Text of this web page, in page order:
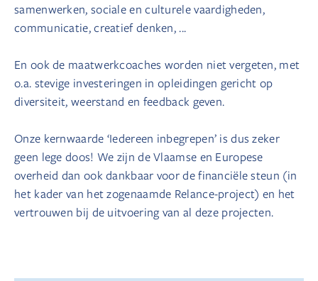
samenwerken, sociale en culturele vaardigheden,
communicatie, creatief denken, ...
En ook de maatwerkcoaches worden niet vergeten, met
o.a. stevige investeringen in opleidingen gericht op
diversiteit, weerstand en feedback geven.
Onze kernwaarde ‘Iedereen inbegrepen’ is dus zeker
geen lege doos! We zijn de Vlaamse en Europese
overheid dan ook dankbaar voor de financiële steun (in
het kader van het zogenaamde Relance-project) en het
vertrouwen bij de uitvoering van al deze projecten.